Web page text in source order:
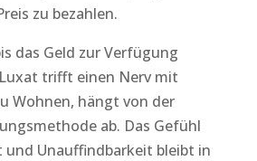
zu bezahlen.
das Geld zur Verfügung
trifft einen Nerv mit
Wohnen, hängt von der
ab. Das Gefühl
Unauffindbarkeit bleibt in